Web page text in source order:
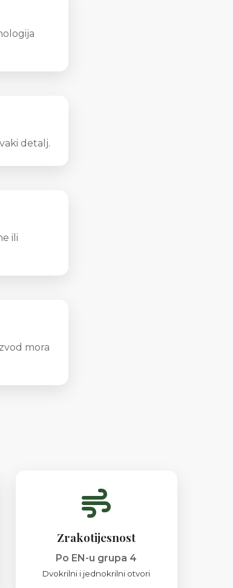
detalj.
ili
mora
Zrakotijesnost
Po EN-u grupa 4
Dvokrilni i jednokrilni otvori